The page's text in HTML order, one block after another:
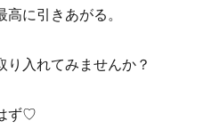
に引きあがる。
り入れてみませんか？
ず♡